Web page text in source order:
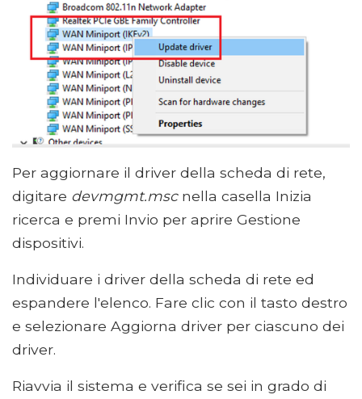
Per aggiornare il driver della scheda di rete,
digitare devmgmt.mscnella casella Inizia
ricerca e premi Invio per aprire Gestione
dispositivi.
Individuare i driver della scheda di rete ed
espandere l'elenco. Fare clic con il tasto destro
e selezionare Aggiorna driver per ciascuno dei
driver.
Riavvia il sistema e verifica se sei in grado di